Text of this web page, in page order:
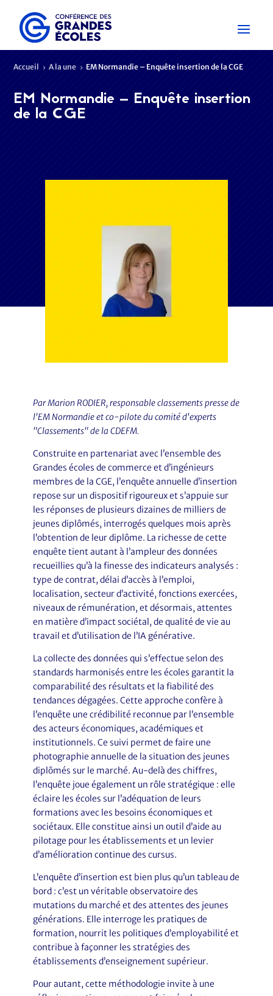
Accueil 5 A la une 5 EM Normandie – Enquête insertion de la CGE
EM Normandie – Enquête insertion
de la CGE
Par Marion RODIER, responsable classements presse de
l'EM Normandie et co-pilote du comité d'experts
"Classements" de la CDEFM.
Construite en partenariat avec l’ensemble des
Grandes écoles de commerce et d’ingénieurs
membres de la CGE, l’enquête annuelle d’insertion
repose sur un dispositif rigoureux et s’appuie sur
les réponses de plusieurs dizaines de milliers de
jeunes diplômés, interrogés quelques mois après
l’obtention de leur diplôme. La richesse de cette
enquête tient autant à l’ampleur des données
recueillies qu’à la finesse des indicateurs analysés :
type de contrat, délai d’accès à l’emploi,
localisation, secteur d’activité, fonctions exercées,
niveaux de rémunération, et désormais, attentes
en matière d’impact sociétal, de qualité de vie au
travail et d’utilisation de l’IA générative.
La collecte des données qui s’effectue selon des
standards harmonisés entre les écoles garantit la
comparabilité des résultats et la fiabilité des
tendances dégagées. Cette approche confère à
l’enquête une crédibilité reconnue par l’ensemble
des acteurs économiques, académiques et
institutionnels. Ce suivi permet de faire une
photographie annuelle de la situation des jeunes
diplômés sur le marché. Au-delà des chiffres,
l’enquête joue également un rôle stratégique : elle
éclaire les écoles sur l’adéquation de leurs
formations avec les besoins économiques et
sociétaux. Elle constitue ainsi un outil d’aide au
pilotage pour les établissements et un levier
d’amélioration continue des cursus.
L’enquête d’insertion est bien plus qu’un tableau de
bord : c’est un véritable observatoire des
mutations du marché et des attentes des jeunes
générations. Elle interroge les pratiques de
formation, nourrit les politiques d’employabilité et
contribue à façonner les stratégies des
établissements d’enseignement supérieur.
Pour autant, cette méthodologie invite à une